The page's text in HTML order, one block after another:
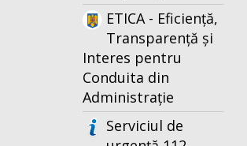
ETICA - Eficiență,
Transparență și
Interes pentru
Conduita din
Administrație
Serviciul de